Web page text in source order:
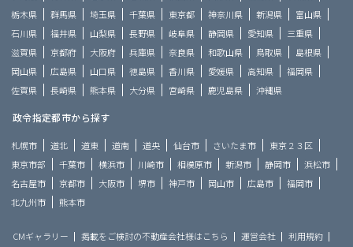
栃木県
群馬県 埼玉県 千葉県 東京都 神奈川県 新潟県
富山県
石川県
福井県 山梨県 長野県 岐阜県 静岡県 愛知県
三重県
滋賀県
京都府 大阪府 兵庫県 奈良県 和歌山県 鳥取県
島根県
岡山県
広島県 山口県 徳島県 香川県 愛媛県 高知県
福岡県
佐賀県
長崎県 熊本県 大分県 宮崎県 鹿児島県 沖縄県
政令指定都市から探す
札幌市 道北 道東 道南 道央 仙台市 さいたま市
東京２３区
東京市部
千葉市 横浜市 川崎市 相模原市 新潟市 静岡市
浜松市
名古屋市
京都市 大阪市 堺市 神戸市 岡山市 広島市
福岡市
北九州市
熊本市
CMギャラリー 掲載をご検討の不動産会社様はこちら 運営会社
利用規約